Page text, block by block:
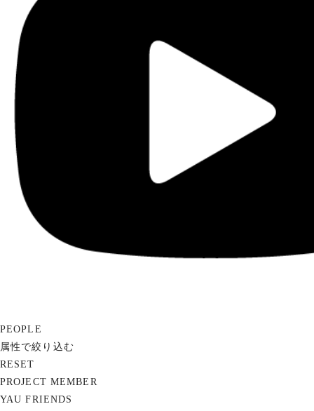
PEOPLE
属性で絞り込む
RESET
PROJECT MEMBER
YAU FRIENDS